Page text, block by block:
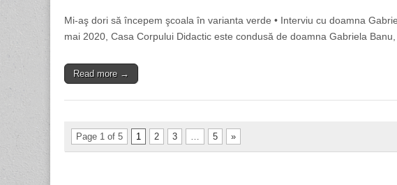
Mi-aş dori să începem şcoala în varianta verde • Interviu cu doamna
mai 2020, Casa Corpului Didactic este condusă de doamna Gabriela
Read more →
Page 1 of 5 1 2 3 … 5 »